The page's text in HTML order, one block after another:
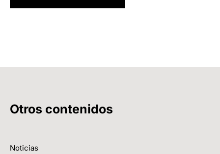
Otros contenidos
Noticias